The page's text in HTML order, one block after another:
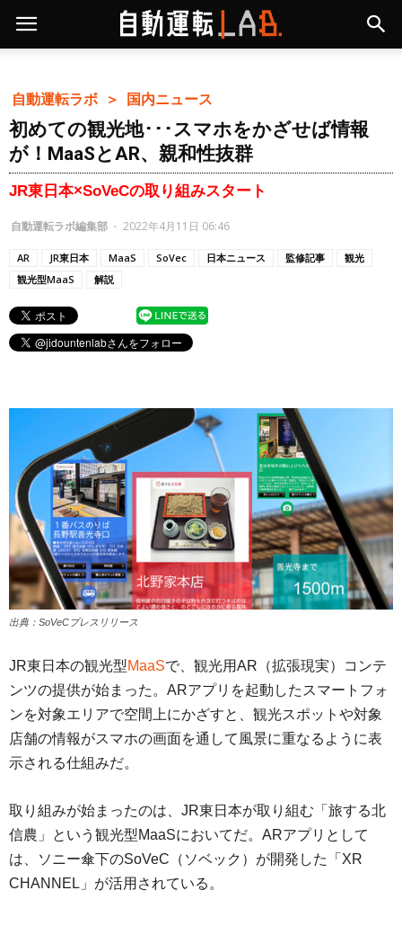
自動運転ラボ ＞ 国内ニュース
初めての観光地･･･スマホをかざせば情報
が！MaaSとAR、親和性抜群
JR東日本×SoVeCの取り組みスタート
自動運転ラボ編集部 - 2022年4月11日 06:46
AR JR東日本 MaaS SoVec 日本ニュース 監修記事
観光
観光型MaaS
解説
出典：SoVeCプレスリリース
JR東日本の観光型MaaSで、観光用AR（拡張現実）コンテ
ンツの提供が始まった。ARアプリを起動したスマートフォ
ンを対象エリアで空間上にかざすと、観光スポットや対象
店舗の情報がスマホの画面を通して風景に重なるように表
示される仕組みだ。
取り組みが始まったのは、JR東日本が取り組む「旅する北
信農」という観光型MaaSにおいてだ。ARアプリとして
は、ソニー傘下のSoVeC（ソベック）が開発した「XR
CHANNEL」が活用されている。